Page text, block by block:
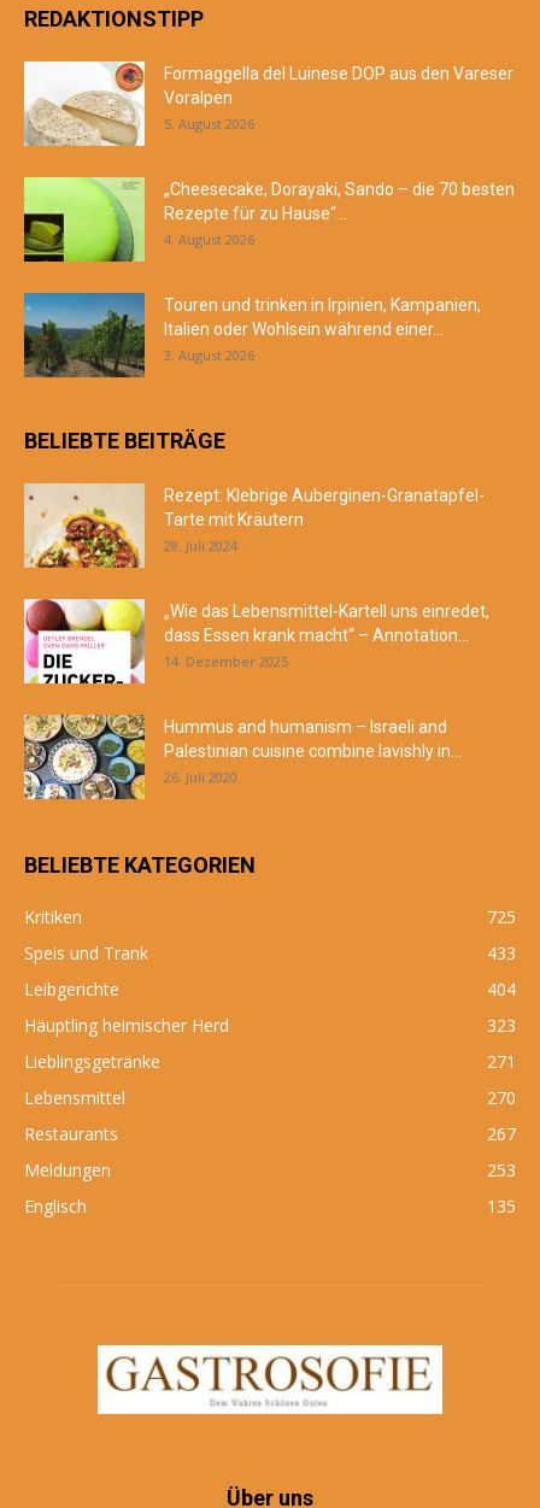
REDAKTIONSTIPP
Formaggella del Luinese DOP aus den Vareser
Voralpen
5. August 2026
„Cheesecake, Dorayaki, Sando – die 70 besten
Rezepte für zu Hause“...
4. August 2026
Touren und trinken in Irpinien, Kampanien,
Italien oder Wohlsein während einer...
3. August 2026
BELIEBTE BEITRÄGE
Rezept: Klebrige Auberginen-Granatapfel-
Tarte mit Kräutern
28. Juli 2024
„Wie das Lebensmittel-Kartell uns einredet,
dass Essen krank macht“ – Annotation...
14. Dezember 2025
Hummus and humanism – Israeli and
Palestinian cuisine combine lavishly in...
26. Juli 2020
BELIEBTE KATEGORIEN
Kritiken
725
Speis und Trank
433
Leibgerichte
404
Häuptling heimischer Herd
323
Lieblingsgetränke
271
Lebensmittel
270
Restaurants
267
Meldungen
253
Englisch
135
Über uns